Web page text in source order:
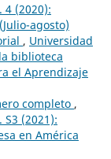
4 (2020):
agosto)
, Universidad
biblioteca
el Aprendizaje
completo ,
(2021):
en América